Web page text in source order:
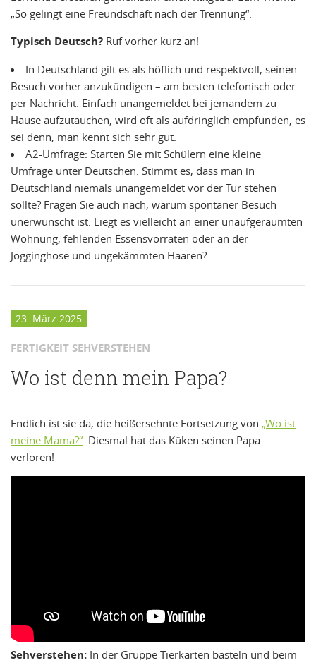
„So gelingt eine Freundschaft nach der Trennung“.
Typisch Deutsch? Ruf vorher kurz an!
In Deutschland gilt es als höflich und respektvoll, seinen
Besuch vorher anzukündigen – am besten telefonisch oder
per Nachricht. Einfach unangemeldet bei jemandem zu
Hause aufzutauchen, wird oft als aufdringlich empfunden, es
sei denn, man kennt sich sehr gut.
A2-Umfrage: Starten Sie mit Schülern eine kleine
Umfrage unter Deutschen. Stimmt es, dass man in
Deutschland niemals unangemeldet vor der Tür stehen
sollte? Fragen Sie auch nach, warum spontaner Besuch
unerwünscht ist. Liegt es vielleicht an einer unaufgeräumten
Wohnung, fehlenden Essensvorräten oder an der
Jogginghose und ungekämmten Haaren?
23. März 2025
FERTIGKEIT SEHVERSTEHEN
Wo ist denn mein Papa?
Endlich ist sie da, die heißersehnte Fortsetzung von „Wo ist
meine Mama?“ . Diesmal hat das Küken seinen Papa
verloren!
Sehverstehen: In der Gruppe Tierkarten basteln und beim